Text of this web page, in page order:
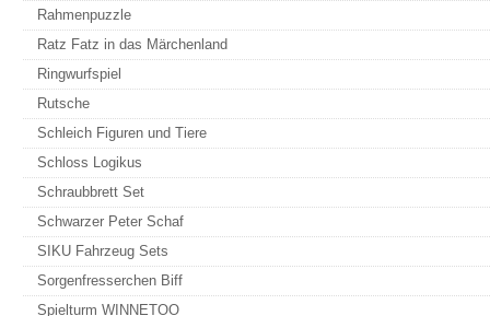
Rahmenpuzzle
Ratz Fatz in das Märchenland
Ringwurfspiel
Rutsche
Schleich Figuren und Tiere
Schloss Logikus
Schraubbrett Set
Schwarzer Peter Schaf
SIKU Fahrzeug Sets
Sorgenfresserchen Biff
Spielturm WINNETOO